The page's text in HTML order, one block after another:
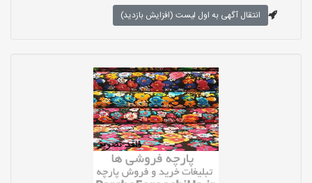
انتقال آگهی به اول لیست (افزایش بازدید)